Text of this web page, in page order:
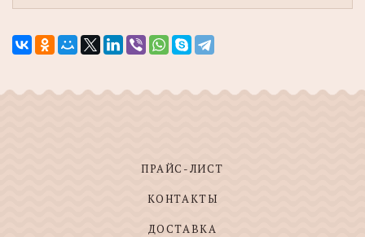
ПРАЙС-ЛИСТ
КОНТАКТЫ
ДОСТАВКА